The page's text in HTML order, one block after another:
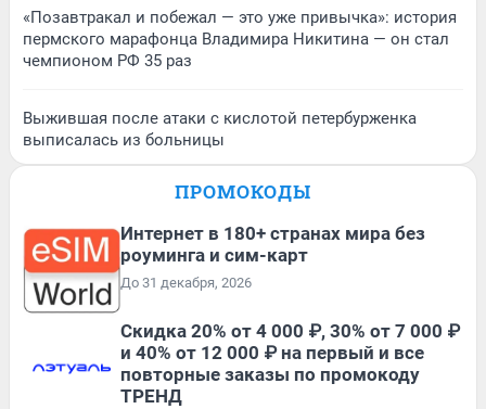
«Позавтракал и побежал — это уже привычка»: история
пермского марафонца Владимира Никитина — он стал
чемпионом РФ 35 раз
Выжившая после атаки с кислотой петербурженка
выписалась из больницы
ПРОМОКОДЫ
Интернет в 180+ странах мира без
роуминга и сим-карт
До 31 декабря, 2026
Скидка 20% от 4 000 ₽, 30% от 7 000 ₽
и 40% от 12 000 ₽ на первый и все
повторные заказы по промокоду
ТРЕНД